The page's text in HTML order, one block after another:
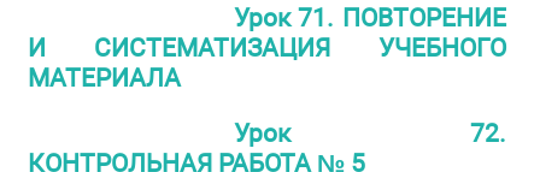
Урок 71. ПОВТОРЕНИЕ
И СИСТЕМАТИЗАЦИЯ УЧЕБНОГО
МАТЕРИАЛА
Урок 72.
КОНТРОЛЬНАЯ РАБОТА № 5